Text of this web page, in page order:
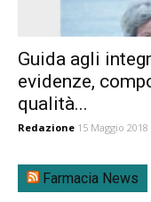
Guida agli
evidenze,
qualità...
Redazione 15 Maggio 2018
Farmacia News